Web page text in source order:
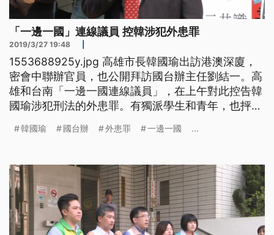
「一邊一國」連線議員 控韓涉犯外患罪
2019/3/27 19:48
1553688925y.jpg 高雄市長韓國瑜出訪港澳深廈，
密會中聯辦官員，也公開拜訪國台辦主任劉結一。高
雄和台南「一邊一國連線議員」，在上午對此控告韓
國瑜涉犯刑法的外患罪。有獨派學生和青年，也抨擊
之後再說明。而國台辦則是在今天，釋出利多給高
程第一天就因為密會香港中聯辦主任，事後被媒體緊
緊追問，3
韓國瑜 國台辦 外患罪 一邊一國 ...